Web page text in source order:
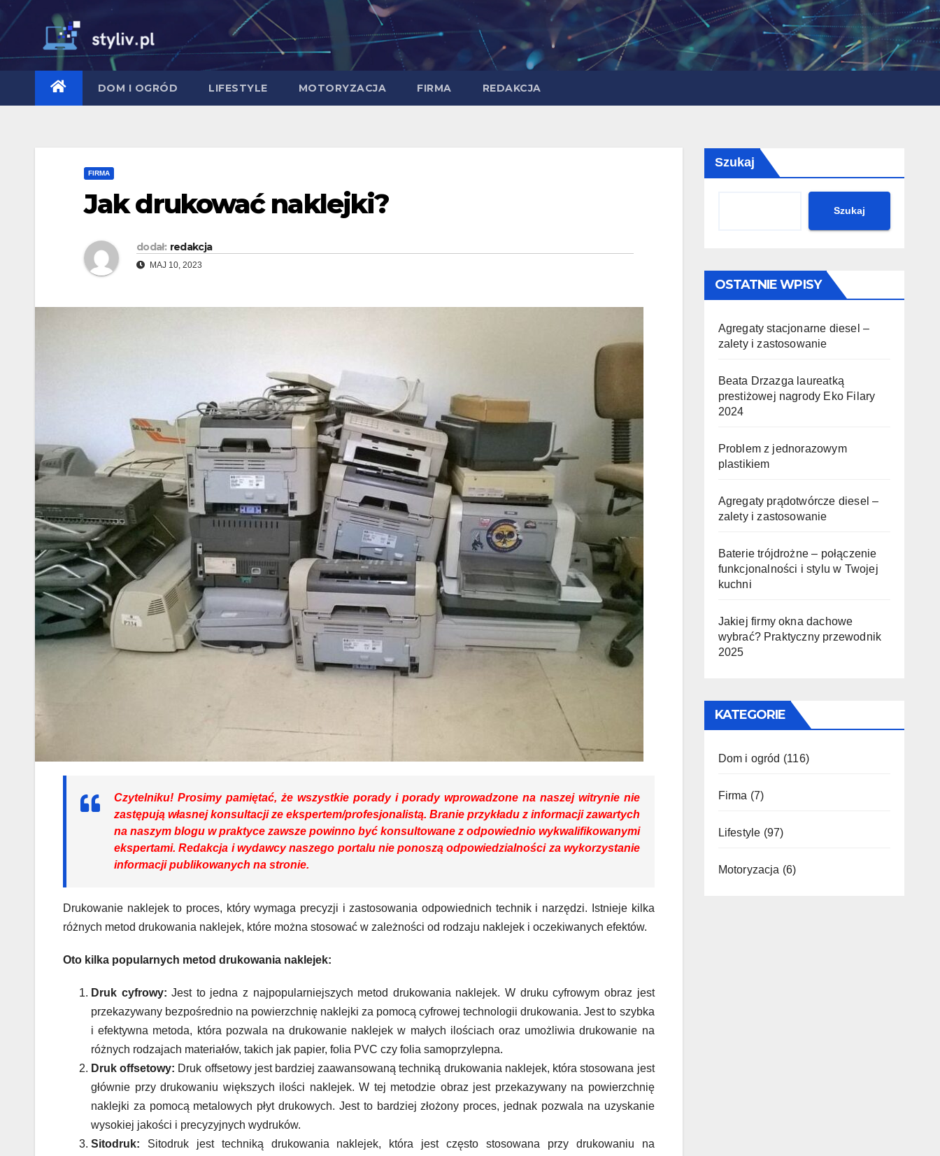
Skip
to
DOM I OGRÓD LIFESTYLE MOTORYZACJA FIRMA REDAKCJA
FIRMA
Jak drukować naklejki?
dodał: redakcja
MAJ 10, 2023
Czytelniku! Prosimy pamiętać, że wszystkie porady i porady wprowadzone na naszej witrynie nie
zastępują własnej konsultacji ze ekspertem/profesjonalistą. Branie przykładu z informacji zawartych
na naszym blogu w praktyce zawsze powinno być konsultowane z odpowiednio wykwalifikowanymi
ekspertami. Redakcja i wydawcy naszego portalu nie ponoszą odpowiedzialności za wykorzystanie
informacji publikowanych na stronie.
Drukowanie naklejek to proces, który wymaga precyzji i zastosowania odpowiednich technik i narzędzi. Istnieje kilka
różnych metod drukowania naklejek, które można stosować w zależności od rodzaju naklejek i oczekiwanych efektów.
Oto kilka popularnych metod drukowania naklejek:
Druk cyfrowy: Jest to jedna z najpopularniejszych metod drukowania naklejek. W druku cyfrowym obraz jest
przekazywany bezpośrednio na powierzchnię naklejki za pomocą cyfrowej technologii drukowania. Jest to szybka
i efektywna metoda, która pozwala na drukowanie naklejek w małych ilościach oraz umożliwia drukowanie na
różnych rodzajach materiałów, takich jak papier, folia PVC czy folia samoprzylepna.
Druk offsetowy: Druk offsetowy jest bardziej zaawansowaną techniką drukowania naklejek, która stosowana jest
głównie przy drukowaniu większych ilości naklejek. W tej metodzie obraz jest przekazywany na powierzchnię
naklejki za pomocą metalowych płyt drukowych. Jest to bardziej złożony proces, jednak pozwala na uzyskanie
wysokiej jakości i precyzyjnych wydruków.
Sitodruk: Sitodruk jest techniką drukowania naklejek, która jest często stosowana przy drukowaniu na
Szukaj
Szukaj
OSTATNIE WPISY
Agregaty stacjonarne diesel –
zalety i zastosowanie
Beata Drzazga laureatką
prestiżowej nagrody Eko Filary
2024
Problem z jednorazowym
plastikiem
Agregaty prądotwórcze diesel –
zalety i zastosowanie
Baterie trójdrożne – połączenie
funkcjonalności i stylu w Twojej
kuchni
Jakiej firmy okna dachowe
wybrać? Praktyczny przewodnik
2025
KATEGORIE
Dom i ogród (116)
Firma (7)
Lifestyle (97)
Motoryzacja (6)